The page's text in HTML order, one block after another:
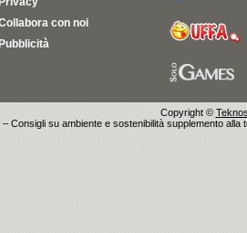
con noi
Pubblicità
Copyright ©
– Consigli su ambiente e sostenibilità supplemento